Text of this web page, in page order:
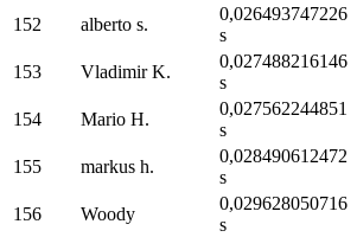
152
alberto s.
0,026493747226
s
153
Vladimir K.
0,027488216146
s
154
Mario H.
0,027562244851
s
155
markus h.
0,028490612472
s
156
Woody
0,029628050716
s